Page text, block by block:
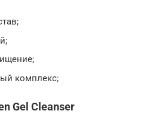
комплекс;
Gel Cleanser